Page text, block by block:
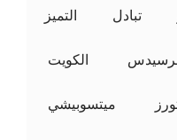
التميز تبادل